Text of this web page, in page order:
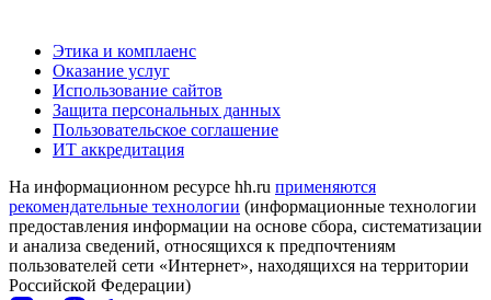
Этика и комплаенс
Оказание услуг
Использование сайтов
Защита персональных данных
Пользовательское соглашение
ИТ аккредитация
На информационном ресурсе hh.ru применяются
рекомендательные технологии (информационные технологии
предоставления информации на основе сбора, систематизации
и анализа сведений, относящихся к предпочтениям
пользователей сети «Интернет», находящихся на территории
Российской Федерации)